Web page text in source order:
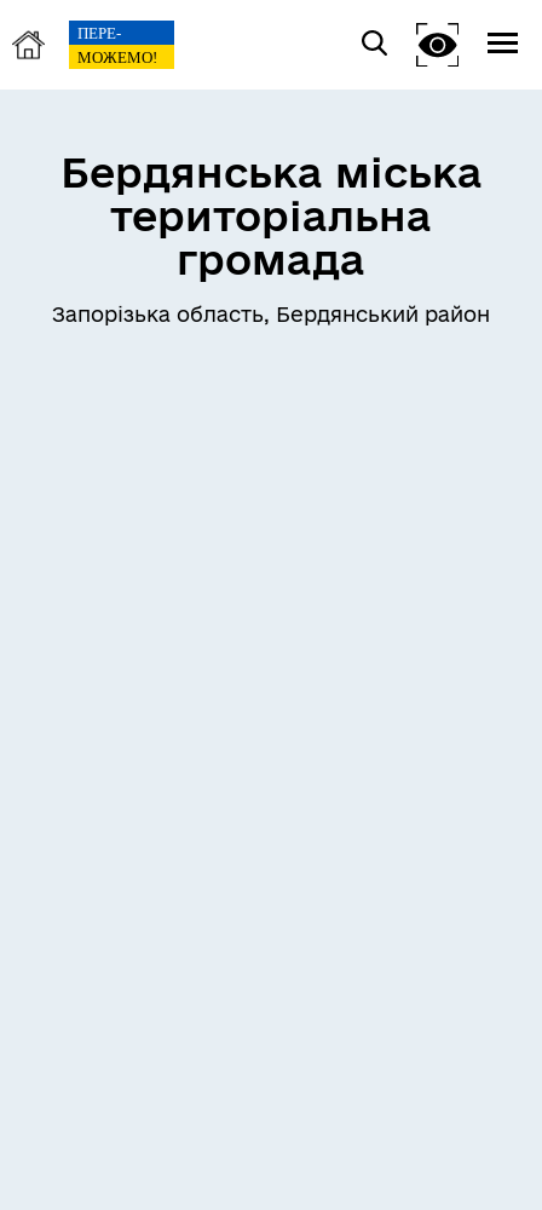
Бердянська міська
територіальна
громада
Запорізька область, Бердянський район